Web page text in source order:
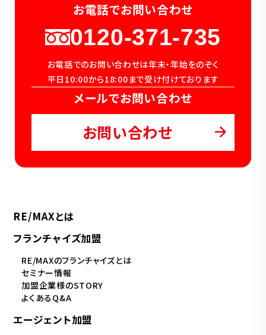
お電話でお問い合わせ
0120-371-735
お電話でのお問い合わせは年末・年始をのぞく
平日10:00から18:00まで受け付けております
メールでお問い合わせ
お問い合わせ
RE/MAXとは
フランチャイズ加盟
RE/MAXのフランチャイズとは
セミナー情報
加盟企業様のSTORY
よくあるQ&A
エージェント加盟